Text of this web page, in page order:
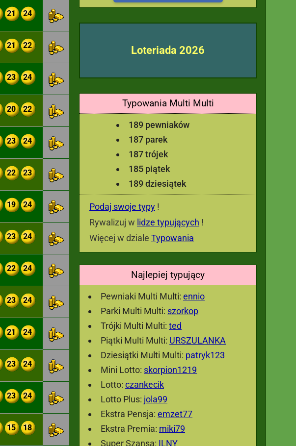
Loteriada 2026
Typowania Multi Multi
189 pewniaków
187 parek
187 trójek
185 piątek
189 dziesiątek
Podaj swoje typy !
Rywalizuj w lidze typujących !
Więcej w dziale Typowania
Najlepiej typujący
Pewniaki Multi Multi: ennio
Parki Multi Multi: szorkop
Trójki Multi Multi: ted
Piątki Multi Multi: URSZULANKA
Dziesiątki Multi Multi: patryk123
Mini Lotto: skorpion1219
Lotto: czankecik
Lotto Plus: jola99
Ekstra Pensja: emzet77
Ekstra Premia: miki79
Super Szansa: ILNY
21 24
21 22
23 24
20 22
23 24
22 23
19 24
23 24
22 24
23 24
21 24
23 24
23 24
15 18